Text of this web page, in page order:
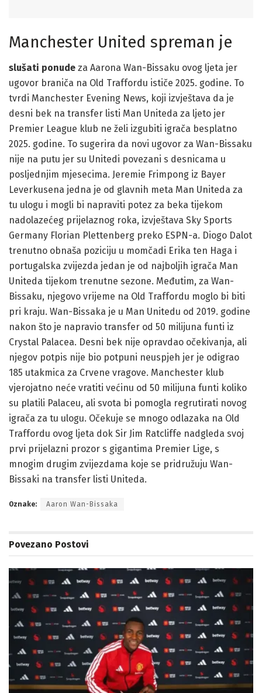
Manchester United spreman je
slušati ponude za Aarona Wan-Bissaku ovog ljeta jer
ugovor braniča na Old Traffordu ističe 2025. godine. To
tvrdi Manchester Evening News, koji izvještava da je
desni bek na transfer listi Man Uniteda za ljeto jer
Premier League klub ne želi izgubiti igrača besplatno
2025. godine. To sugerira da novi ugovor za Wan-Bissaku
nije na putu jer su Unitedi povezani s desnicama u
posljednjim mjesecima. Jeremie Frimpong iz Bayer
Leverkusena jedna je od glavnih meta Man Uniteda za
tu ulogu i mogli bi napraviti potez za beka tijekom
nadolazećeg prijelaznog roka, izvještava Sky Sports
Germany Florian Plettenberg preko ESPN-a. Diogo Dalot
trenutno obnaša poziciju u momčadi Erika ten Haga i
portugalska zvijezda jedan je od najboljih igrača Man
Uniteda tijekom trenutne sezone. Međutim, za Wan-
Bissaku, njegovo vrijeme na Old Traffordu moglo bi biti
pri kraju. Wan-Bissaka je u Man Unitedu od 2019. godine
nakon što je napravio transfer od 50 milijuna funti iz
Crystal Palacea. Desni bek nije opravdao očekivanja, ali
njegov potpis nije bio potpuni neuspjeh jer je odigrao
185 utakmica za Crvene vragove. Manchester klub
vjerojatno neće vratiti većinu od 50 milijuna funti koliko
su platili Palaceu, ali svota bi pomogla regrutirati novog
igrača za tu ulogu. Očekuje se mnogo odlazaka na Old
Traffordu ovog ljeta dok Sir Jim Ratcliffe nadgleda svoj
prvi prijelazni prozor s gigantima Premier Lige, s
mnogim drugim zvijezdama koje se pridružuju Wan-
Bissaki na transfer listi Uniteda.
Oznake: Aaron Wan-Bissaka
Povezano Postovi